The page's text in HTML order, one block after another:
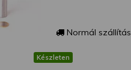
Normál szállítás
Készleten